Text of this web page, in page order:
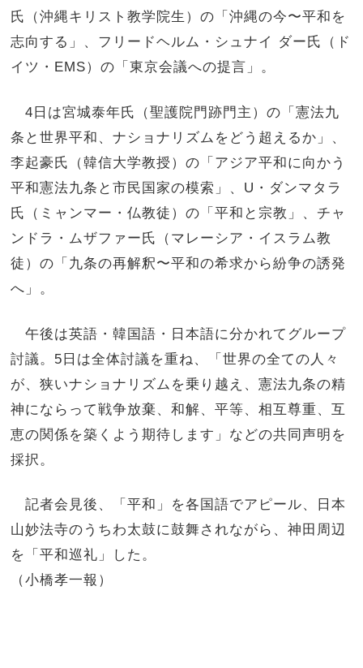
氏（沖縄キリスト教学院生）の「沖縄の今〜平和を
志向する」、フリードヘルム・シュナイ ダー氏（ド
イツ・EMS）の「東京会議への提言」。
4日は宮城泰年氏（聖護院門跡門主）の「憲法九
条と世界平和、ナショナリズムをどう超えるか」、
李起豪氏（韓信大学教授）の「アジア平和に向かう
平和憲法九条と市民国家の模索」、U・ダンマタラ
氏（ミャンマー・仏教徒）の「平和と宗教」、チャ
ンドラ・ムザファー氏（マレーシア・イスラム教
徒）の「九条の再解釈〜平和の希求から紛争の誘発
へ」。
午後は英語・韓国語・日本語に分かれてグループ
討議。5日は全体討議を重ね、「世界の全ての人々
が、狭いナショナリズムを乗り越え、憲法九条の精
神にならって戦争放棄、和解、平等、相互尊重、互
恵の関係を築くよう期待します」などの共同声明を
採択。
記者会見後、「平和」を各国語でアピール、日本
山妙法寺のうちわ太鼓に鼓舞されながら、神田周辺
を「平和巡礼」した。
（小橋孝一報）